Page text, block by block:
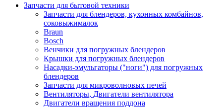
Запчасти для бытовой техники
Запчасти для блендеров, кухонных комбайнов,
соковыжималок
Braun
Bosch
Венчики для погружных блендеров
Крышки для погружных блендеров
Насадки-эмульгаторы ("ноги") для погружных
блендеров
Запчасти для микроволновых печей
Вентиляторы, Двигатели вентилятора
Двигатели вращения поддона